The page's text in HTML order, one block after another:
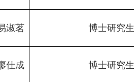
淑茗 博士研究生
仕成 博士研究生